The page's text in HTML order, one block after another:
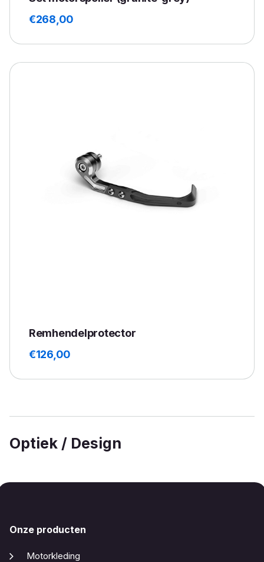
€268,00
Remhendelprotector
€126,00
Optiek / Design
Onze producten
Motorkleding